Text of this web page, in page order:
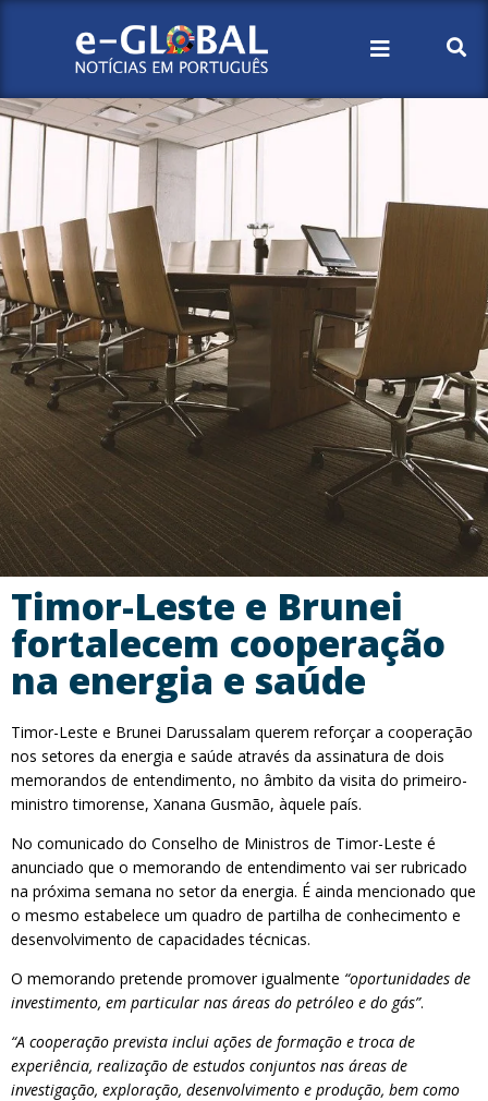
Timor-Leste e Brunei
fortalecem cooperação
na energia e saúde
Timor-Leste e Brunei Darussalam querem reforçar a cooperação
nos setores da energia e saúde através da assinatura de dois
memorandos de entendimento, no âmbito da visita do primeiro-
ministro timorense, Xanana Gusmão, àquele país.
No comunicado do Conselho de Ministros de Timor-Leste é
anunciado que o memorando de entendimento vai ser rubricado
na próxima semana no setor da energia. É ainda mencionado que
o mesmo estabelece um quadro de partilha de conhecimento e
desenvolvimento de capacidades técnicas.
O memorando pretende promover igualmente “oportunidades de
investimento, em particular nas áreas do petróleo e do gás”.
“A cooperação prevista inclui ações de formação e troca de
experiência, realização de estudos conjuntos nas áreas de
investigação, exploração, desenvolvimento e produção, bem como